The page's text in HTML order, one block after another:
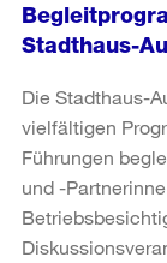
Stadthaus-
Die Stadthaus-
vielfältigen
Führungen
und -